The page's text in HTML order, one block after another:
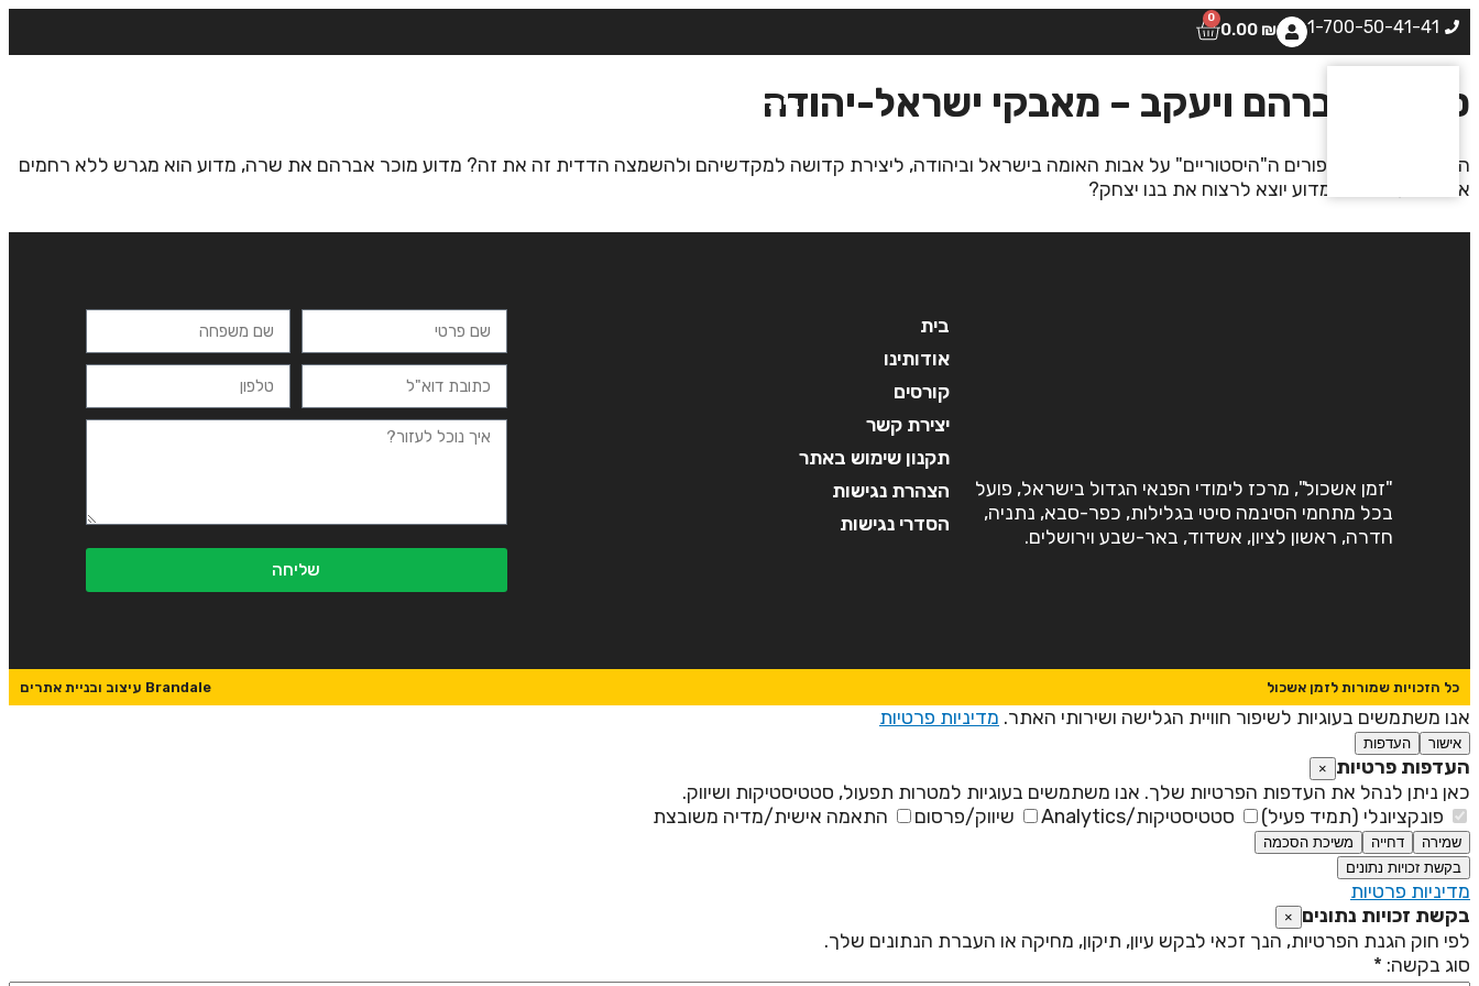
1-700-50-41-41
0.00 ₪
0
בית
סיפורי אברהם ויעקב – מאבקי ישראל-יהודה
היבט שונה על הסיפורים ה"היסטוריים" על אבות האומה בישראל וביהודה, ליצירת קדושה למקדשיהם ולהשמצה הדדית זה את זה? מדוע מוכר אברהם את שרה, מדוע הוא מגרש ללא רחמים
את ישמעאל בנו? מדוע יוצא לרצוח את בנו יצחק?
"זמן אשכול", מרכז לימודי הפנאי הגדול בישראל, פועל
בכל מתחמי הסינמה סיטי בגלילות, כפר-סבא, נתניה,
חדרה, ראשון לציון, אשדוד, באר-שבע וירושלים.
בית
אודותינו
קורסים
יצירת קשר
תקנון שימוש באתר
הצהרת נגישות
הסדרי נגישות
שליחה
כל הזכויות שמורות לזמן אשכול Brandale עיצוב ובניית אתרים
אנו משתמשים בעוגיות לשיפור חוויית הגלישה ושירותי האתר. מדיניות פרטיות
אישור העדפות
העדפות פרטיות ×
כאן ניתן לנהל את העדפות הפרטיות שלך. אנו משתמשים בעוגיות למטרות תפעול, סטטיסטיקות ושיווק.
פונקציונלי (תמיד פעיל)
סטטיסטיקות/Analytics שיווק/פרסום התאמה אישית/מדיה משובצת
שמירה דחייה
משיכת הסכמה
בקשת זכויות נתונים
מדיניות פרטיות
בקשת זכויות נתונים
×
לפי חוק הגנת הפרטיות, הנך זכאי לבקש עיון, תיקון, מחיקה או העברת הנתונים שלך.
סוג בקשה: *